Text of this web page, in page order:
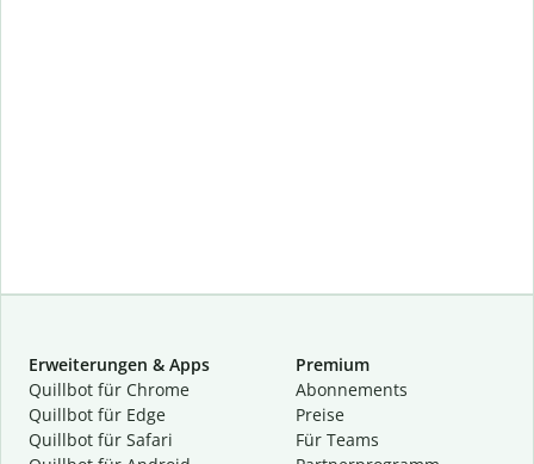
Erweiterungen & Apps
Quillbot für Chrome
Quillbot für Edge
Quillbot für Safari
Premium
Abon­ne­ments
Preise
Für Teams